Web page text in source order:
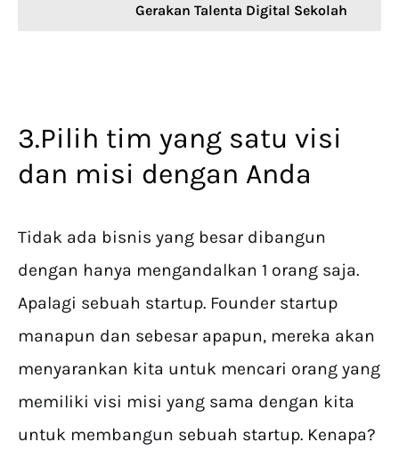
Gerakan Talenta Digital Sekolah
3.Pilih tim yang satu visi
dan misi dengan Anda
Tidak ada bisnis yang besar dibangun
dengan hanya mengandalkan 1 orang saja.
Apalagi sebuah startup. Founder startup
manapun dan sebesar apapun, mereka akan
menyarankan kita untuk mencari orang yang
memiliki visi misi yang sama dengan kita
untuk membangun sebuah startup. Kenapa?